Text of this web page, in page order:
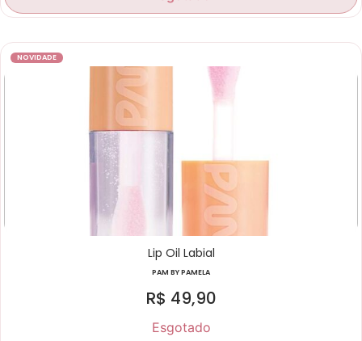
NOVIDADE
Lip Oil Labial
PAM BY PAMELA
R$ 49,90
Esgotado